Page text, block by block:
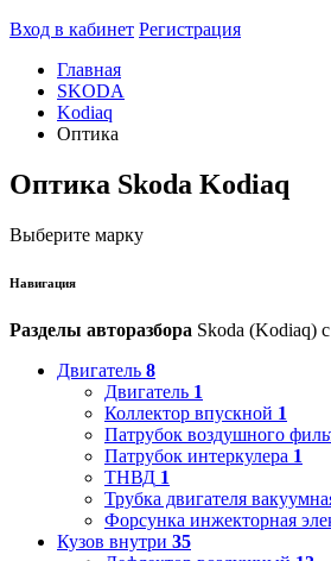
Вход в кабинет Регистрация
Главная
SKODA
Kodiaq
Оптика
Оптика Skoda Kodiaq
Выберите марку
Навигация
Разделы авторазбора Skoda (Kodiaq)
Двигатель 8
Двигатель 1
Коллектор впускной 1
Патрубок воздушного
Патрубок интеркулера 1
ТНВД 1
Трубка двигателя
Форсунка инжекторная
Кузов внутри 35